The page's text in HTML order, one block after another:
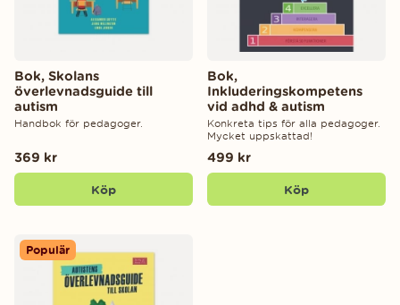
Bok, Skolans
överlevnadsguide till
autism
Handbok för pedagoger.
369 kr
Köp
Bok,
Inkluderingskompetens
vid adhd & autism
Konkreta tips för alla pedagoger.
Mycket uppskattad!
499 kr
Köp
Populär